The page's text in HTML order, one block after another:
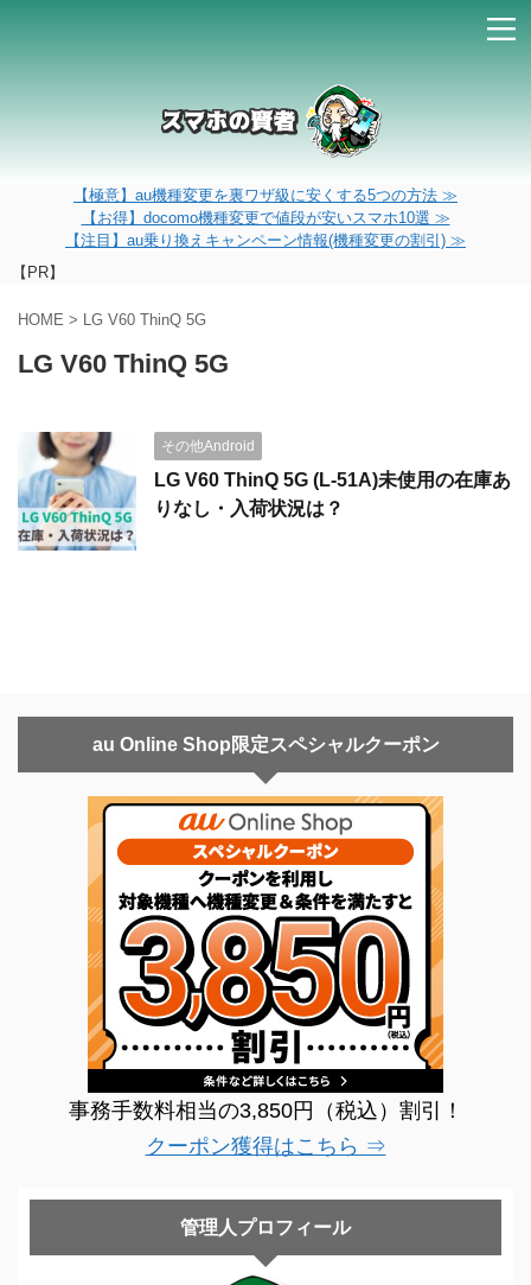
【極意】au機種変更を裏ワザ級に安くする5つの方法 ≫
【お得】docomo機種変更で値段が安いスマホ10選 ≫
【注目】au乗り換えキャンペーン情報(機種変更の割引) ≫
【PR】
HOME > LG V60 ThinQ 5G
LG V60 ThinQ 5G
その他Android
LG V60 ThinQ 5G (L-51A)未使用の在庫あ
りなし・入荷状況は？
au Online Shop限定スペシャルクーポン
事務手数料相当の3,850円（税込）割引！
クーポン獲得はこちら ⇒
管理人プロフィール